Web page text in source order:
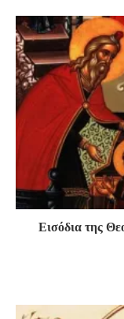
Εισόδια της